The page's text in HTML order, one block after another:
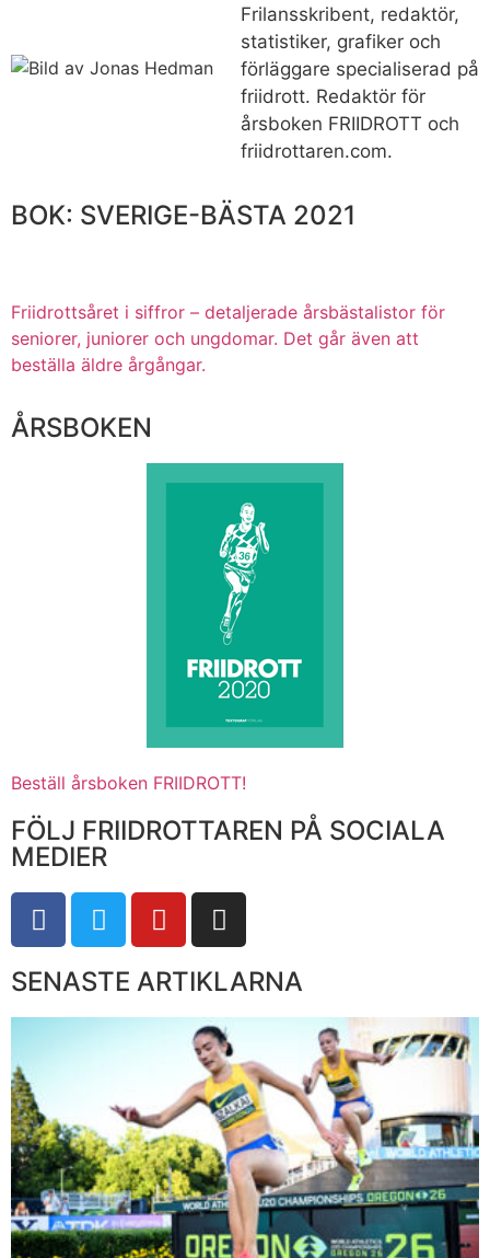
Frilansskribent, redaktör,
statistiker, grafiker och
förläggare specialiserad på
friidrott. Redaktör för
årsboken FRIIDROTT och
friidrottaren.com.
BOK: SVERIGE-BÄSTA 2021
Friidrottsåret i siffror – detaljerade årsbästalistor för
seniorer, juniorer och ungdomar. Det går även att
beställa äldre årgångar.
ÅRSBOKEN
Beställ årsboken FRIIDROTT!
FÖLJ FRIIDROTTAREN PÅ SOCIALA
MEDIER
SENASTE ARTIKLARNA